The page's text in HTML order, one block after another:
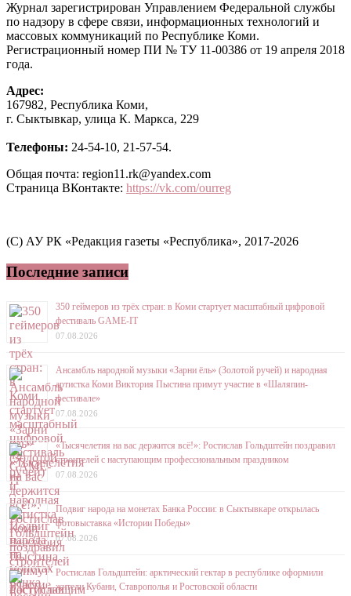
Журнал зарегистрирован Управлением Федеральной службы
по надзору в сфере связи, информационных технологий и
массовых коммуникаций по Республике Коми.
Регистрационный номер ПИ № ТУ 11-00386 от 19 апреля 2018
года.
Адрес:
167982, Республика Коми,
г. Сыктывкар, улица К. Маркса, 229
Телефоны: 24-54-10, 21-57-54.
Общая почта: region11.rk@yandex.com
Страница ВКонтакте: https://vk.com/ourreg
(C) АУ РК «Редакция газеты «Республика», 2017-2026
Последние записи
350 геймеров из трёх стран: в Коми стартует масштабный цифровой
фестиваль GAME-IT
07.08.2026
Ансамбль народной музыки «Зарни ёль» (Золотой ручей) и народная
артистка Коми Виктория Пыстина примут участие в «Шаляпин-
фестивале»
07.08.2026
«Тысячелетия на вас держится всё!»: Ростислав Гольдштейн поздравил
строителей с наступающим профессиональным праздником
07.08.2026
Подвиг народа на монетах Банка России: в Сыктывкаре открылась
фотовыставка «Истории Победы»
07.08.2026
Ростислав Гольдштейн: арктический гектар в республике оформили
жители Кубани, Ставрополья и Ростовской области